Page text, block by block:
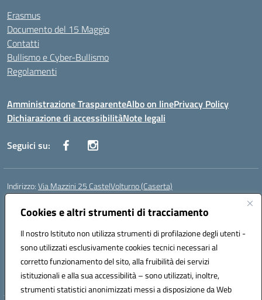
Cookies e altri strumenti di tracciamento
Il nostro Istituto non utilizza strumenti di profilazione degli utenti -
sono utilizzati esclusivamente cookies tecnici necessari al
corretto funzionamento del sito, alla fruibilità dei servizi
istituzionali e alla sua accessibilità – sono utilizzati, inoltre,
strumenti statistici anonimizzati messi a disposizione da Web
Erasmus
Documento del 15 Maggio
Contatti
Bullismo e Cyber-Bullismo
Regolamenti
Amministrazione TrasparenteAlbo on linePrivacy Policy
Dichiarazione di accessibilitàNote legali
Seguici su:
Indirizzo:Via Mazzini 25 CastelVolturno (Caserta)
Centralino:
Posta elettronica certificata (PEC):ceis014005@pec.istruzione.it
Codice fiscale: 93063510619
Codice meccanografico:CEIS014005
Codice Indice delle Pubbliche Amministrazioni (IPA): istsc_ceis014005
Codice unico di fatturazione (CUF): UOU8EW